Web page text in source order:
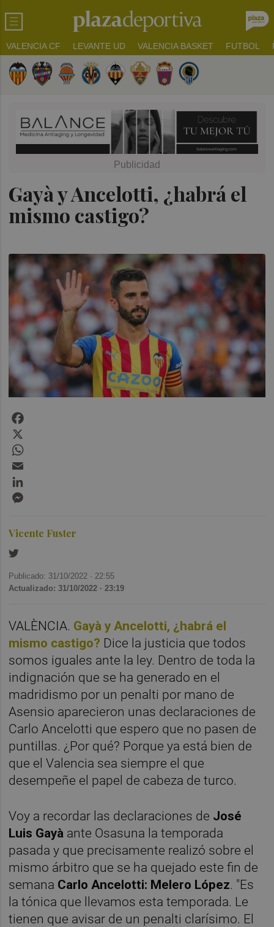
VALENCIA CF LEVANTE UD VALENCIA BASKET FUTBOL
Gayà y Ancelotti, ¿habrá el
mismo castigo?
Vicente Fuster
Publicado: 31/10/2022 · 22:55
Actualizado: 31/10/2022 · 23:19
VALÈNCIA. Gayà y Ancelotti, ¿habrá el
mismo castigo? Dice la justicia que todos
somos iguales ante la ley. Dentro de toda la
indignación que se ha generado en el
madridismo por un penalti por mano de
Asensio aparecieron unas declaraciones de
Carlo Ancelotti que espero que no pasen de
puntillas. ¿Por qué? Porque ya está bien de
que el Valencia sea siempre el que
desempeñe el papel de cabeza de turco.
Voy a recordar las declaraciones de José
Luis Gayà ante Osasuna la temporada
pasada y que precisamente realizó sobre el
mismo árbitro que se ha quejado este fin de
semana Carlo Ancelotti: Melero López. "Es
la tónica que llevamos esta temporada. Le
tienen que avisar de un penalti clarísimo. El